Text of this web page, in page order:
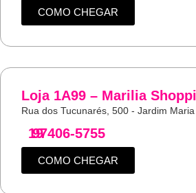
COMO CHEGAR
Loja 1A99 – Marilia
Rua dos Tucunarés, 500 - Jardim
19
97406-5755
COMO CHEGAR